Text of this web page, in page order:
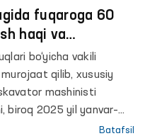
fuqaroga 60
haqi va
bo‘yicha vakili
qilib, xususiy
mashinisti
biroq 2025 yil yanvar–
va mehnat shartnomasi
Batafsil